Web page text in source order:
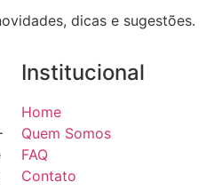
dicas e sugestões.
Institucional
Home
Quem Somos
FAQ
Contato